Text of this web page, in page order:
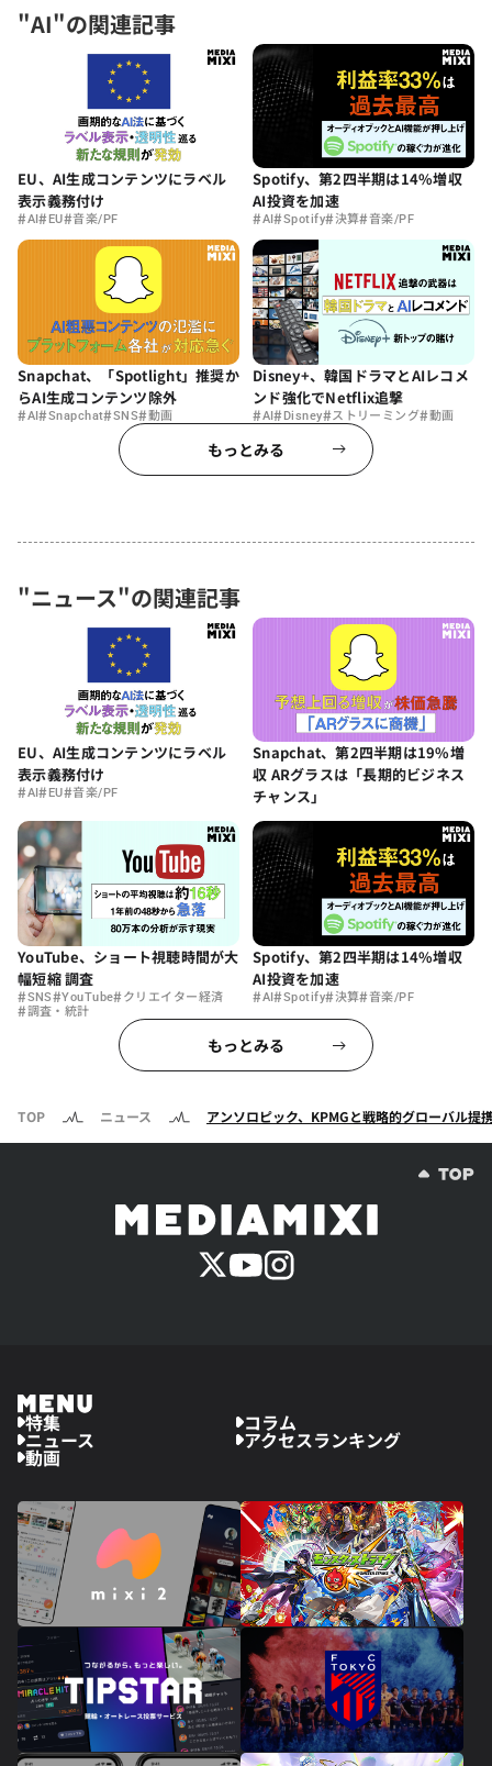
"AI"の関連記事
EU、AI生成コンテンツにラベル
表示義務付け
#AI# EU#音楽/PF
Spotify、第2四半期は14%増収
AI投資を加速
#AI#Spotify#決算#音楽/PF
Snapchat、「Spotlight」推奨か
らAI生成コンテンツ除外
#AI#Snapchat#SNS#動画
Disney+、韓国ドラマとAIレコメ
ンド強化でNetflix追撃
#AI#Disney#ストリーミング#動画
もっとみる
"ニュース"の関連記事
EU、AI生成コンテンツにラベル
表示義務付け
#AI# EU#音楽/PF
Snapchat、第2四半期は19%増
収 ARグラスは「長期的ビジネス
チャンス」
YouTube、ショート視聴時間が大
幅短縮 調査
#SNS#YouTube#クリエイター経済
#調査・統計
Spotify、第2四半期は14%増収
AI投資を加速
#AI#Spotify#決算#音楽/PF
もっとみる
TOP ニュース アンソロピック、KPMGと戦略的グローバル
特集 コラム
ニュース アクセスランキング
動画